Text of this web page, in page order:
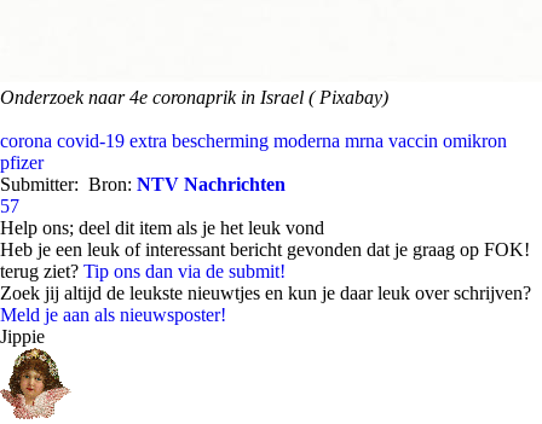
Onderzoek naar 4e coronaprik in Israel ( Pixabay)
corona covid-19 extra bescherming moderna mrna vaccin omikron
pfizer
Submitter: Bron: NTV Nachrichten
57
Help ons; deel dit item als je het leuk vond
Heb je een leuk of interessant bericht gevonden dat je graag op FOK!
terug ziet? Tip ons dan via de submit!
Zoek jij altijd de leukste nieuwtjes en kun je daar leuk over schrijven?
Meld je aan als nieuwsposter!
Jippie